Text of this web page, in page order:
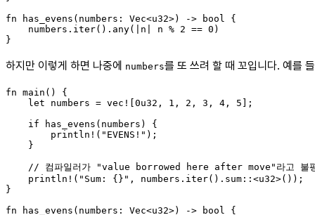
fn has_evens(numbers: Vec<u32>) -> bool {
    numbers.iter().any(|n| n % 2 == 0)
하지만 이렇게 하면 나중에 numbers를 또 쓰려 할 때 꼬입니다. 예를
fn main() {
    let numbers = vec![0u32, 1, 2, 3, 4, 5];
    if has_evens(numbers) {
        println!("EVENS!");
    }
// 컴파일러가 "value borrowed here after move"라고 불
    println!("Sum: {}", numbers.iter().sum::<u32>());
}
fn has_evens(numbers: Vec<u32>) -> bool {